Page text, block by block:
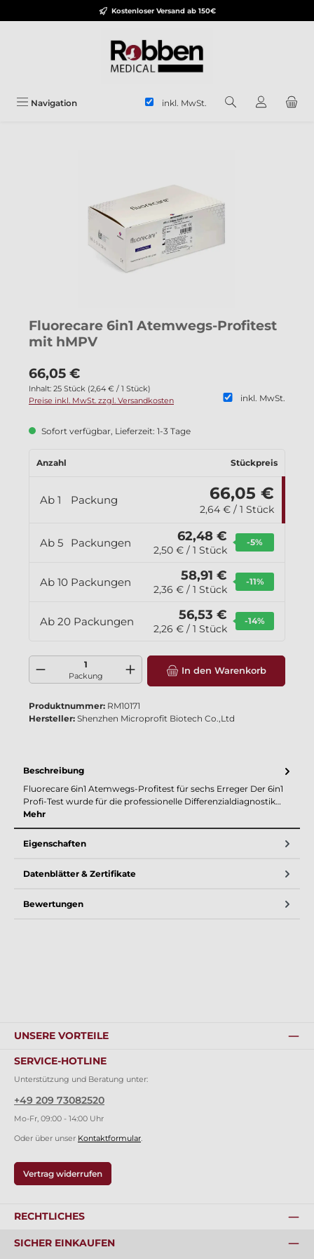
Zum Hauptinhalt springenKostenloser Versand ab 150€
Navigation inkl. MwSt.
Fluorecare 6in1 Atemwegs-Profitest
mit hMPV
66,05 €
Inhalt: 25 Stück (2,64 € / 1 Stück)
inkl. MwSt.
Preise inkl. MwSt. zzgl. Versandkosten
Sofort verfügbar, Lieferzeit: 1-3 Tage
Anzahl Stückpreis
Ab 1 Packung 66,05 €
2,64 € / 1 Stück
Ab 5 Packungen 62,48 €
2,50 € / 1 Stück
-5%
Ab 10 Packungen 58,91 €
2,36 € / 1 Stück
-11%
Ab 20 Packungen 56,53 €
2,26 € / 1 Stück
-14%
Produkt Anzahl: Gib den gewünschten Wert ein oder benutze die
Packung
In den Warenkorb
Produktnummer: RM10171
Hersteller: Shenzhen Microprofit Biotech Co.,Ltd
Beschreibung
Fluorecare 6in1 Atemwegs-Profitest für sechs Erreger Der 6in1
Profi-Test wurde für die professionelle Differenzialdiagnostik…
Mehr
Eigenschaften
Datenblätter & Zertifikate
Bewertungen
SERVICE-HOTLINE
Unterstützung und Beratung unter:
+49 209 73082520
Mo-Fr, 09:00 - 14:00 Uhr
Oder über unser Kontaktformular.
Vertrag widerrufen
RECHTLICHES
UNSERE VORTEILE
SICHER EINKAUFEN